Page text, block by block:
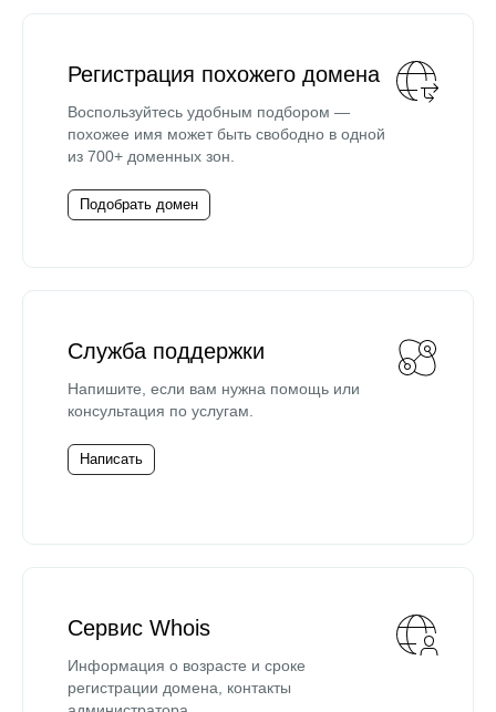
Регистрация похожего домена
Воспользуйтесь удобным подбором —
похожее имя может быть свободно в одной
из 700+ доменных зон.
Подобрать домен
Служба поддержки
Напишите, если вам нужна помощь или
консультация по услугам.
Написать
Сервис Whois
Информация о возрасте и сроке
регистрации домена, контакты